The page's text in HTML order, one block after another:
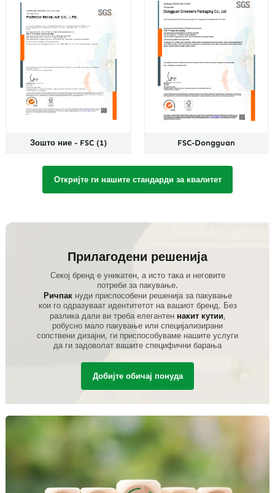
За - GRS (1) Зошто ние - BSCI (1)
Откријте ги нашите стандарди за квалитет
Прилагодени решенија
Секој бренд е уникатен, а исто така и неговите
потреби за пакување.
Ричпакнуди приспособени решенија за пакување
кои го одразуваат идентитетот на вашиот бренд. Без
разлика дали ви треба елегантен накит кутии,
робусно мало пакување или специјализирани
сопствени дизајни, ги приспособуваме нашите услуги
да ги задоволат вашите специфични барања
Добијте обичај понуда